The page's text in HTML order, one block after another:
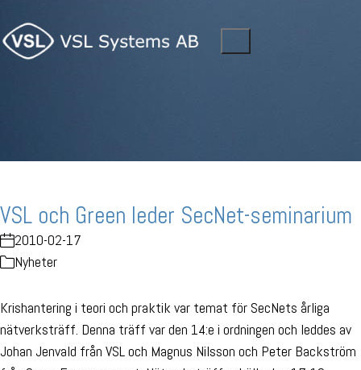
VSL och Green leder SecNet-seminarium
2010-02-17
Nyheter
Krishantering i teori och praktik var temat för SecNets årliga
nätverksträff. Denna träff var den 14:e i ordningen och leddes av
Johan Jenvald från VSL och Magnus Nilsson och Peter Backström